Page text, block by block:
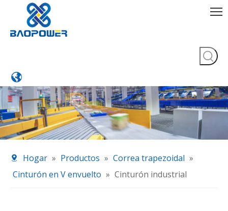
Hogar » Productos » Correa trapezoidal »
Cinturón en V envuelto » Cinturón industrial